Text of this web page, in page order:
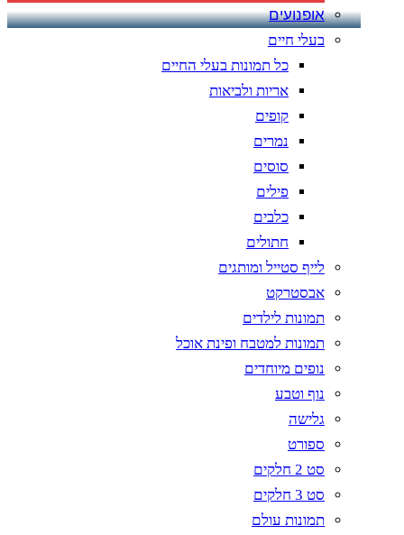
אופנועים
בעלי חיים
כל תמונות בעלי החיים
אריות ולביאות
קופים
נמרים
סוסים
פילים
כלבים
חתולים
לייף סטייל ומותגים
אבסטרקט
תמונות לילדים
תמונות למטבח ופינת אוכל
נופים מיוחדים
נוף וטבע
גלישה
ספורט
סט 2 חלקים
סט 3 חלקים
תמונות עולם